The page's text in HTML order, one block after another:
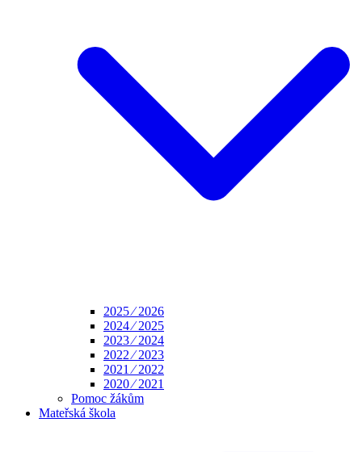
2025 ⁄ 2026
2024 ⁄ 2025
2023 ⁄ 2024
2022 ⁄ 2023
2021 ⁄ 2022
2020 ⁄ 2021
Pomoc žákům
Mateřská škola